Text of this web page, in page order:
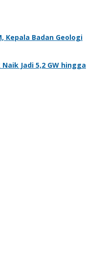
Kepala Badan Geologi
Jadi 5,2 GW hingga